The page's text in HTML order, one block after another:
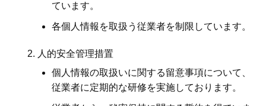
ています。
各個人情報を取扱う従業者を制限しています。
人的安全管理措置
個人情報の取扱いに関する留意事項について、
従業者に定期的な研修を実施しております。